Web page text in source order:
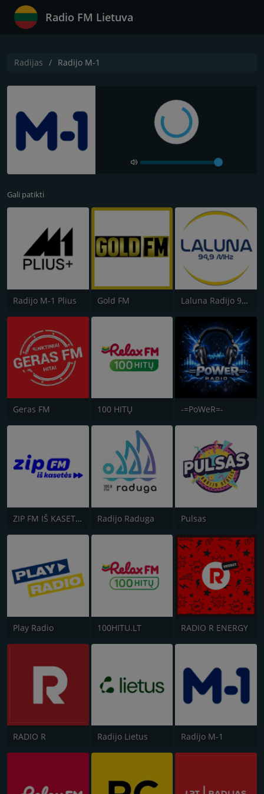
Radio FM Lietuva
Radijas Radijo M-1
Gali patikti
Radijo M-1 Plius Gold FM Laluna Radijo 94.9 FM
Geras FM 100 HITŲ -=PoWeR=-
ZIP FM IŠ KASETĖS Radijo Raduga Pulsas
Play Radio 100HITU.LT RADIO R ENERGY
RADIO R Radijo Lietus Radijo M-1